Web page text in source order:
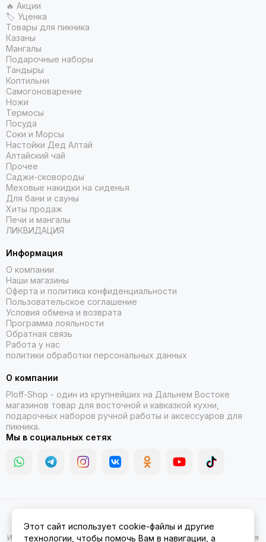
🔥 Акции
🏷 Уценка
Товары для пикника
Казаны
Мангалы
Подарочные наборы
Тандыры
Коптильни
Самогоноварение
Ножи
Термосы
Посуда
Соки и Морсы
Настойки Дед Алтай
Алтайский чай
Прочее
Саджи-сковороды
Меховые накидки на сиденья
Для бани и сауны
Хиты продаж
Печи и мангалы
ЛИКВИДАЦИЯ
Информация
О компании
Наши магазины
Оферта и политика конфиденциальности
Пользовательское соглашение
Условия обмена и возврата
Программа лояльности
Обратная связь
Работа у нас
политики обработки персональных данных
О компании
Ploff-Shop - один из крупнейших на Дальнем Востоке
магазинов товар для восточной и кавказкой кухни,
подарочных наборов ручной работы и аксессуаров для
пикника.
Мы в социальных сетях
Амуре.Карта сайта
Информация на сайте носит ознакомительный характер и не является
Этот сайт использует cookie-файлы и другие
технологии, чтобы помочь Вам в навигации, а